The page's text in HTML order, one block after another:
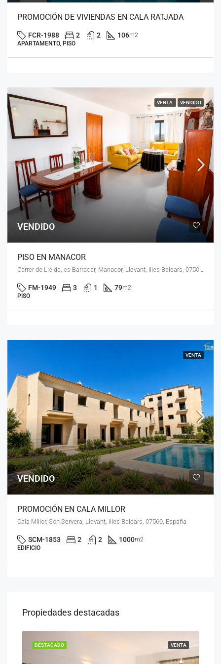
PROMOCIÓN DE VIVIENDAS EN CALA RATJADA
FCR-1988 2 2 106m2
APARTAMENTO, PISO
VENTA VENDIDO
VENDIDO
PISO EN MANACOR
FM-1949 3 1 79m2
PISO
VENTA
VENDIDO
PROMOCIÓN EN CALA MILLOR
Cala Millor, Son Servera, Llevant, Illes Balears, 07560, España
SCM-1853 2 2 1000m2
EDIFICIO
Propiedades destacadas
VENTA
DESTACADO